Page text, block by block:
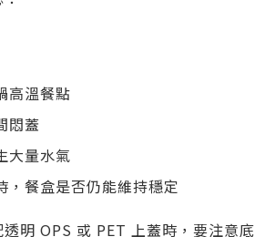
高溫餐點
悶蓋
大量水氣
，餐盒是否仍能維持穩定
明 OPS 或 PET 上蓋時，要注意底